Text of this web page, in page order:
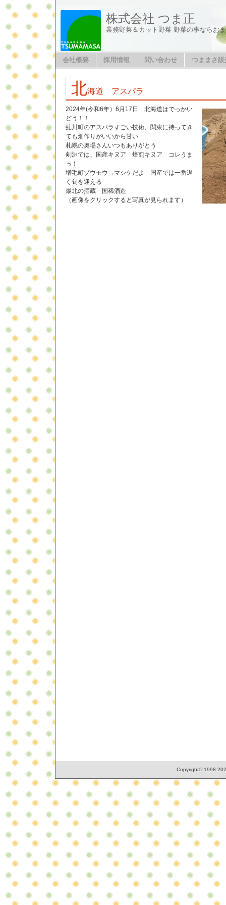
株式会社 つま正
業務野菜＆カット野菜 野菜の事ならお
会社概要 採用情報 問い合わせ つままさ
北海道 アスパラ
2024年(令和6年）6月17日 北海道はでっかい
どう！！
虻川町のアスパラすごい技術、関東に持ってき
ても畑作りがいいから甘い
札幌の奥場さんいつもありがとう
剣淵では、国産キヌア 焙煎キヌア コレうま
っ！
増毛町ゾウモウ→マシケだよ 国産では一番遅
く旬を迎える
最北の酒蔵 国稀酒造
（画像をクリックすると写真が見られます）
Copyright© 1998-